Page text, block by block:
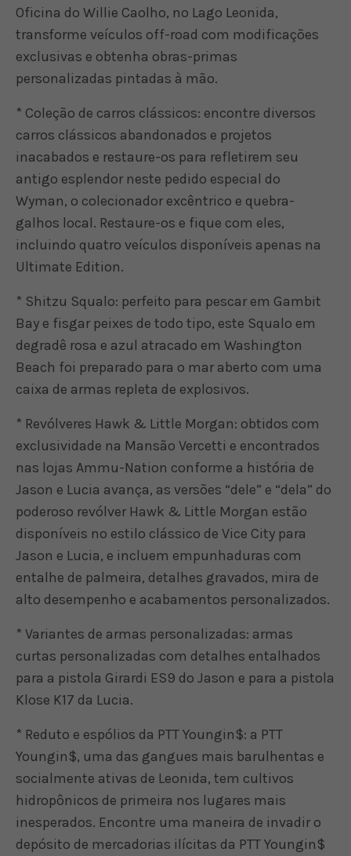
Oficina do Willie Caolho, no Lago Leonida,
transforme veículos off-road com modificações
exclusivas e obtenha obras-primas
personalizadas pintadas à mão.
* Coleção de carros clássicos: encontre diversos
carros clássicos abandonados e projetos
inacabados e restaure-os para refletirem seu
antigo esplendor neste pedido especial do
Wyman, o colecionador excêntrico e quebra-
galhos local. Restaure-os e fique com eles,
incluindo quatro veículos disponíveis apenas na
Ultimate Edition.
* Shitzu Squalo: perfeito para pescar em Gambit
Bay e fisgar peixes de todo tipo, este Squalo em
degradê rosa e azul atracado em Washington
Beach foi preparado para o mar aberto com uma
caixa de armas repleta de explosivos.
* Revólveres Hawk & Little Morgan: obtidos com
exclusividade na Mansão Vercetti e encontrados
nas lojas Ammu-Nation conforme a história de
Jason e Lucia avança, as versões “dele” e “dela” do
poderoso revólver Hawk & Little Morgan estão
disponíveis no estilo clássico de Vice City para
Jason e Lucia, e incluem empunhaduras com
entalhe de palmeira, detalhes gravados, mira de
alto desempenho e acabamentos personalizados.
* Variantes de armas personalizadas: armas
curtas personalizadas com detalhes entalhados
para a pistola Girardi ES9 do Jason e para a pistola
Klose K17 da Lucia.
* Reduto e espólios da PTT Youngin$: a PTT
Youngin$, uma das gangues mais barulhentas e
socialmente ativas de Leonida, tem cultivos
hidropônicos de primeira nos lugares mais
inesperados. Encontre uma maneira de invadir o
depósito de mercadorias ilícitas da PTT Youngin$